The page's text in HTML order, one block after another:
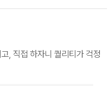
, 직접 하자니 퀄리티가 걱정